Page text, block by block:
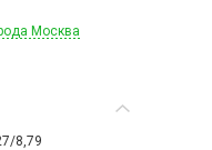
Москва
8,79